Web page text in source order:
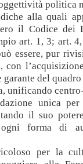
politica
alla quali
il Codice dei
art. 1, 3; art.
essere, pur
con
garante del
unificando
unica
il suo
ogni forma di
per la